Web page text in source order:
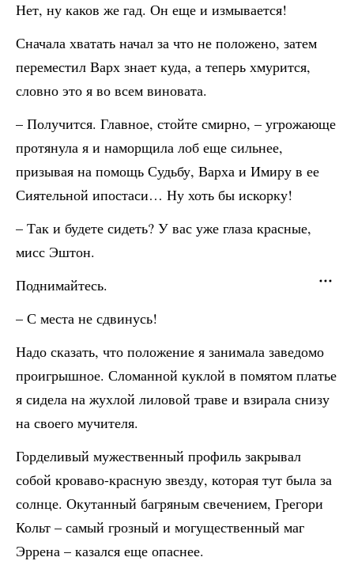
Нет, ну каков же гад. Он еще и измывается!
Сначала хватать начал за что не положено, затем
переместил Варх знает куда, а теперь хмурится,
словно это я во всем виновата.
– Получится. Главное, стойте смирно, – угрожающе
протянула я и наморщила лоб еще сильнее,
призывая на помощь Судьбу, Варха и Имиру в ее
Сиятельной ипостаси… Ну хоть бы искорку!
– Так и будете сидеть? У вас уже глаза красные,
мисс Эштон.
Поднимайтесь.
– С места не сдвинусь!
Надо сказать, что положение я занимала заведомо
проигрышное. Сломанной куклой в помятом платье
я сидела на жухлой лиловой траве и взирала снизу
на своего мучителя.
Горделивый мужественный профиль закрывал
собой кроваво-красную звезду, которая тут была за
солнце. Окутанный багряным свечением, Грегори
Кольт – самый грозный и могущественный маг
Эррена – казался еще опаснее.